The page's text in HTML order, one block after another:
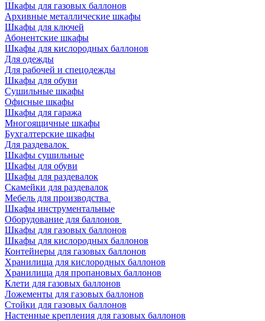
Шкафы для газовых баллонов
Архивные металлические шкафы
Шкафы для ключей
Абонентские шкафы
Шкафы для кислородных баллонов
Для одежды
Для рабочей и спецодежды
Шкафы для обуви
Сушильные шкафы
Офисные шкафы
Шкафы для гаража
Многоящичные шкафы
Бухгалтерские шкафы
Для раздевалок
Шкафы сушильные
Шкафы для обуви
Шкафы для раздевалок
Скамейки для раздевалок
Мебель для производства
Шкафы инструментальные
Оборудование для баллонов
Шкафы для газовых баллонов
Шкафы для кислородных баллонов
Контейнеры для газовых баллонов
Хранилища для кислородных баллонов
Хранилища для пропановых баллонов
Клети для газовых баллонов
Ложементы для газовых баллонов
Стойки для газовых баллонов
Настенные крепления для газовых баллонов